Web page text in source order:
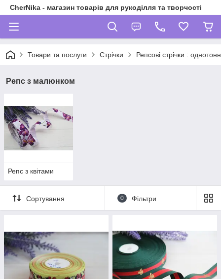
CherNika - магазин товарів для рукоділля та творчості
Товари та послуги Стрічки Репсові стрічки :
Репс з малюнком
Репс з квітами
Сортування 0 Фільтри